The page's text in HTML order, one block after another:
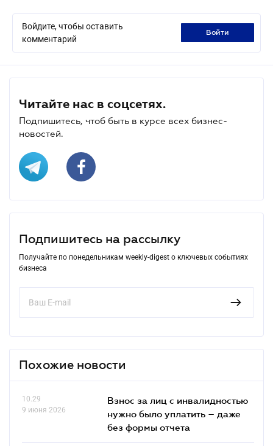
Войдите, чтобы оставить
комментарий
войти
Читайте нас в соцсетях.
Подпишитесь, чтоб быть в курсе всех бизнес-
новостей.
Подпишитесь на рассылку
Получайте по понедельникам weekly-digest о ключевых событиях
бизнеса
Похожие новости
10.29
9 июня 2026
Взнос за лиц с инвалидностью
нужно было уплатить – даже
без формы отчета